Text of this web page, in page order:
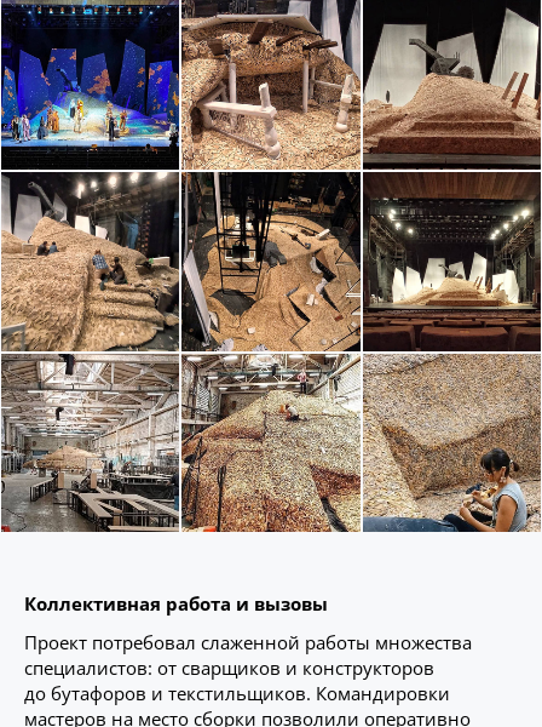
Коллективная работа и вызовы
Проект потребовал слаженной работы множества
специалистов: от сварщиков и конструкторов
до бутафоров и текстильщиков. Командировки
мастеров на место сборки позволили оперативно